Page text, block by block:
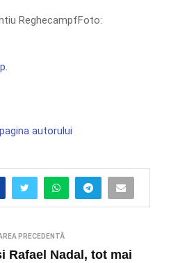
ReghecampfFoto:
autorului
PRECEDENTĂ
Rafael Nadal, tot mai